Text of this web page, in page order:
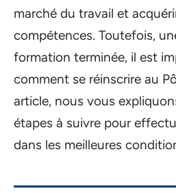
marché du travail et
compétences. Toutefois,
formation terminée, il est
comment se réinscrire au
article, nous vous
étapes à suivre pour
dans les meilleures